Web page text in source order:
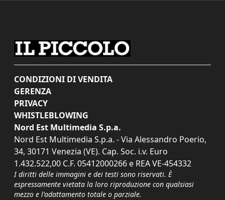
CONDIZIONI DI VENDITA
GERENZA
PRIVACY
WHISTLEBLOWING
Nord Est Multimedia S.p.a.
Nord Est Multimedia S.p.a. - Via Alessandro Poerio,
34, 30171 Venezia (VE). Cap. Soc. i.v. Euro
1.432.522,00 C.F. 05412000266 e REA VE-454332
I diritti delle immagini e dei testi sono riservati. È
espressamente vietata la loro riproduzione con qualsiasi
mezzo e l'adattamento totale o parziale.